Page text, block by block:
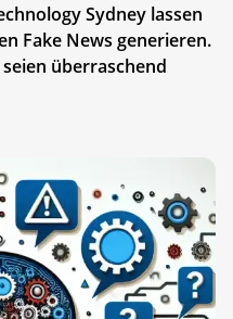
Sydney lassen
Fake News generieren.
überraschend